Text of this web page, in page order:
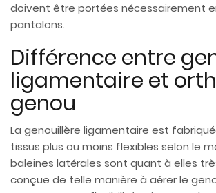
doivent être portées nécessairement
pantalons.
Différence entre
ligamentaire et
genou
La genouillère ligamentaire est
tissus plus ou moins flexibles selon le
baleines latérales sont quant à elles
conçue de telle manière à aérer le